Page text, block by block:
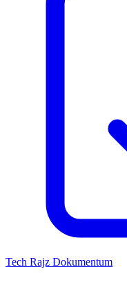
Tech Rajz Dokumentum